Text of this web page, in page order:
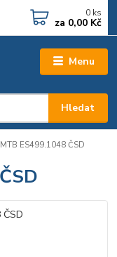
Menu
Hledat
0 ks
za 0,00 Kč
ES499.1048 ČSD